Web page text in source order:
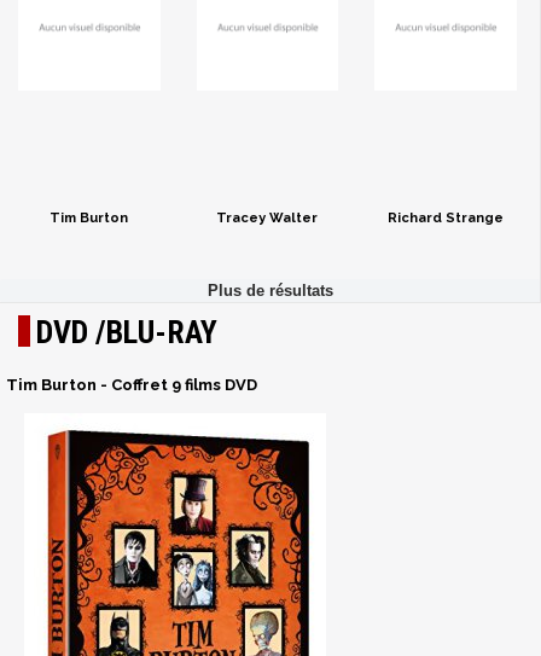
Tim Burton Tracey Walter Richard Strange
DVD /BLU-RAY
Tim Burton - Coffret 9 films DVD